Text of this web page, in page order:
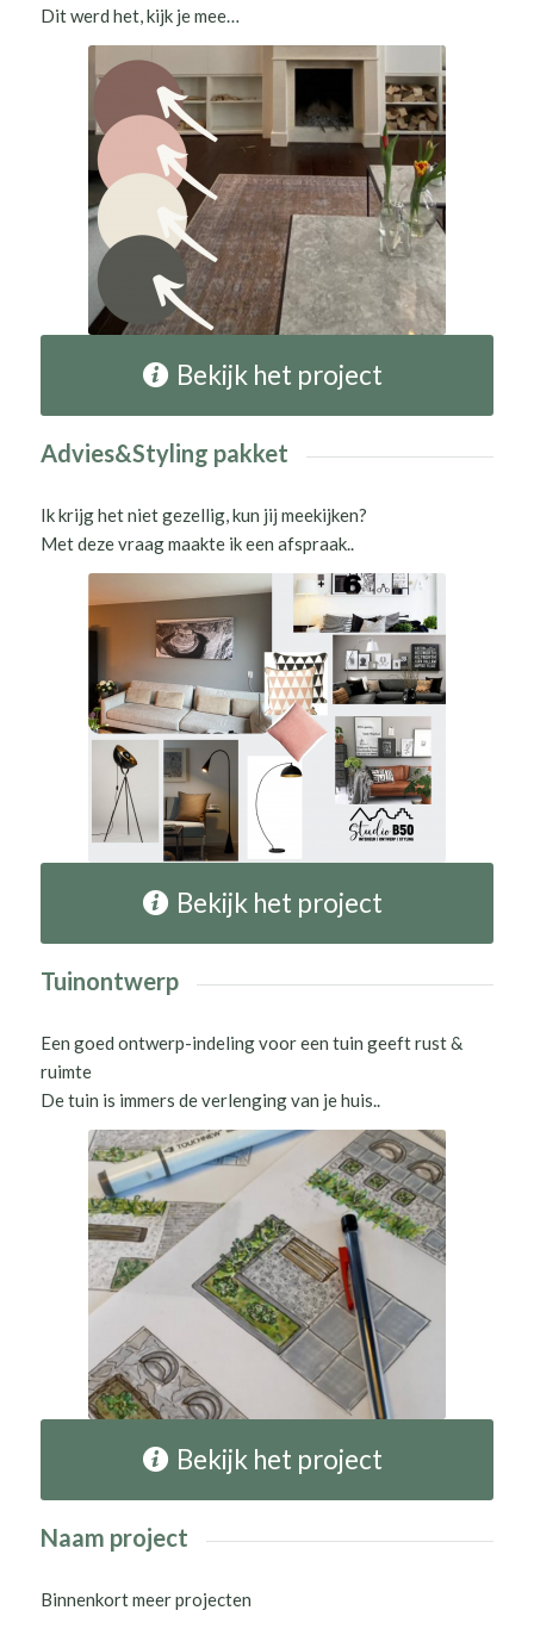
Dit werd het, kijk je mee…
Bekijk het project
Advies&Styling pakket
Ik krijg het niet gezellig, kun jij meekijken?
Met deze vraag maakte ik een afspraak..
Bekijk het project
Tuinontwerp
Een goed ontwerp-indeling voor een tuin geeft rust &
ruimte
De tuin is immers de verlenging van je huis..
Bekijk het project
Naam project
Binnenkort meer projecten